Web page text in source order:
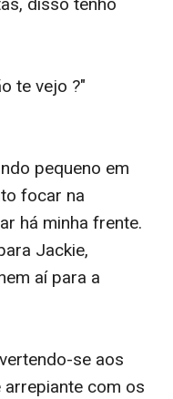
te vejo ?"
pequeno em
focar na
há minha frente.
Jackie,
aí para a
se aos
com os